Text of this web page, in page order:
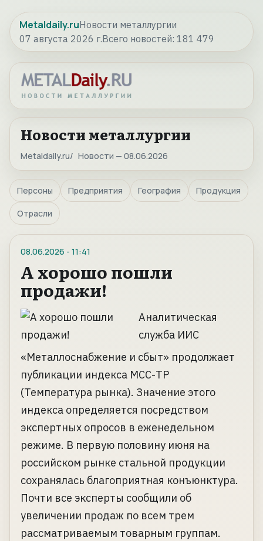
Metaldaily.ruНовости металлургии
07 августа 2026 г.Всего новостей: 181 479
Новости металлургии
Metaldaily.ru Новости — 08.06.2026
Персоны Предприятия География Продукция
Отрасли
08.06.2026 - 11:41
А хорошо пошли
продажи!
Аналитическая
служба ИИС
«Металлоснабжение и сбыт» продолжает
публикации индекса МСС-ТР
(Температура рынка). Значение этого
индекса определяется посредством
экспертных опросов в еженедельном
режиме. В первую половину июня на
российском рынке стальной продукции
сохранялась благоприятная конъюнктура.
Почти все эксперты сообщили об
увеличении продаж по всем трем
рассматриваемым товарным группам.